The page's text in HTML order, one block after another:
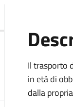
Il trasporto
in età di
dalla